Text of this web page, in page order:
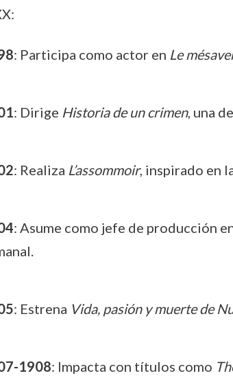
: Participa como actor en Le
: Dirige Historia de un crimen, una
: Realiza L’assommoir, inspirado en
: Asume como jefe de producción
: Estrena Vida, pasión y muerte de
1908: Impacta con títulos como